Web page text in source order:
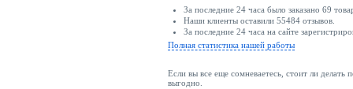
За последние 24 часа было заказано 69
Наши клиенты оставили 55484 отзывов.
За последние 24 часа на сайте
Полная статистика нашей работы
Если вы все еще сомневаетесь, стоит ли делать
выгодно.